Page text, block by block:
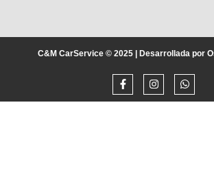
C&M CarService © 2025 | Desarrollada por